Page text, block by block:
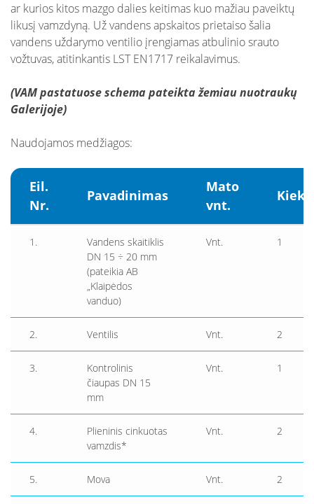
Papildomai teikiamos paslaugos verslui
DUK: Nuotolinė apskaita
DUK: Apsaugos zonos
ar kurios kitos mazgo dalies keitimas kuo mažiau paveiktų
likusį vamzdyną. Už vandens apskaitos prietaiso šalia
vandens uždarymo ventilio įrengiamas atbulinio srauto
vožtuvas, atitinkantis LST EN1717 reikalavimus.
(VAM pastatuose schema pateikta žemiau nuotraukų
Galerijoje)
Naudojamos medžiagos:
Eil.
Nr.
Pavadinimas
Mato
vnt.
1.
Vandens skaitiklis
DN 15 ÷ 20 mm
(pateikia AB
„Klaipėdos
vanduo)
Vnt. 1
2. Ventilis Vnt. 2
3.
Kontrolinis
čiaupas DN 15
mm
Vnt. 1
4.
Plieninis cinkuotas
vamzdis*
Vnt. 2
5. Mova Vnt. 2